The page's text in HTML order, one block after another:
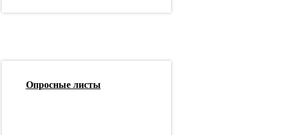
Опросные листы